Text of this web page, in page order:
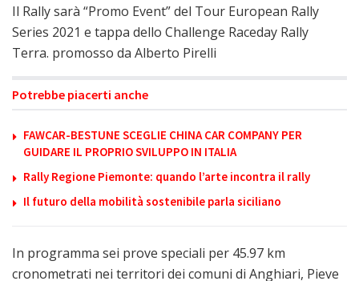
Il Rally sarà “Promo Event” del Tour European Rally
Series 2021 e tappa dello Challenge Raceday Rally
Terra. promosso da Alberto Pirelli
Potrebbe piacerti anche
FAWCAR-BESTUNE SCEGLIE CHINA CAR COMPANY PER
GUIDARE IL PROPRIO SVILUPPO IN ITALIA
Rally Regione Piemonte: quando l’arte incontra il rally
Il futuro della mobilità sostenibile parla siciliano
In programma sei prove speciali per 45.97 km
cronometrati nei territori dei comuni di Anghiari, Pieve